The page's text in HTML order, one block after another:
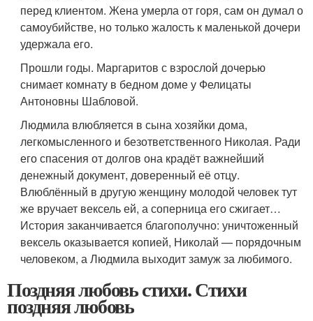
перед клиентом. Жена умерла от горя, сам он думал о
самоубийстве, но только жалость к маленькой дочери
удержала его.
Прошли годы. Маргаритов с взрослой дочерью
снимает комнату в бедном доме у Фелицаты
Антоновны Шабловой.
Людмила влюбляется в сына хозяйки дома,
легкомысленного и безответственного Николая. Ради
его спасения от долгов она крадёт важнейший
денежный документ, доверенный её отцу.
Влюблённый в другую женщину молодой человек тут
же вручает вексель ей, а соперница его сжигает…
История заканчивается благополучно: уничтоженный
вексель оказывается копией, Николай — порядочным
человеком, а Людмила выходит замуж за любимого.
Поздняя любовь стихи. Стихи
поздняя любовь